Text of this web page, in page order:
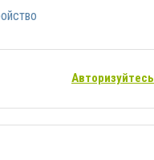
Авторизуйтесь